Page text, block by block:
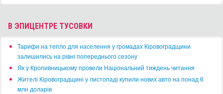
В ЭПИЦЕНТРЕ ТУСОВКИ
​Тарифи на тепло для населення у громадах Кіровоградщини
залишились на рівні попереднього сезону
​Як у Кропивницькому провели Національний тиждень читання
​Жителі Кіровоградщині у листопаді купили нових авто на понад 6
млн доларів